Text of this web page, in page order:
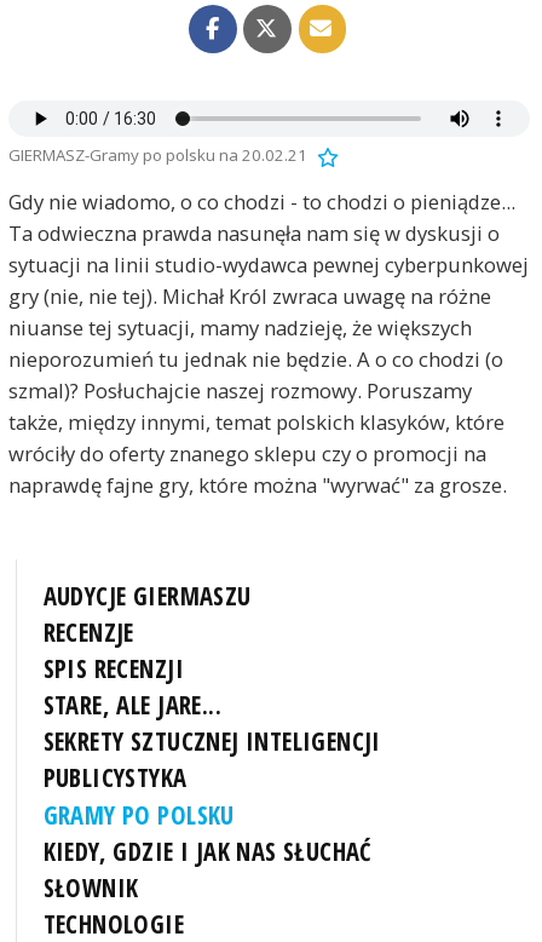
GIERMASZ-Gramy po polsku na 20.02.21
Gdy nie wiadomo, o co chodzi - to chodzi o pieniądze...
Ta odwieczna prawda nasunęła nam się w dyskusji o
sytuacji na linii studio-wydawca pewnej cyberpunkowej
gry (nie, nie tej). Michał Król zwraca uwagę na różne
niuanse tej sytuacji, mamy nadzieję, że większych
nieporozumień tu jednak nie będzie. A o co chodzi (o
szmal)? Posłuchajcie naszej rozmowy. Poruszamy
także, między innymi, temat polskich klasyków, które
wróciły do oferty znanego sklepu czy o promocji na
naprawdę fajne gry, które można "wyrwać" za grosze.
AUDYCJE GIERMASZU
RECENZJE
SPIS RECENZJI
STARE, ALE JARE...
SEKRETY SZTUCZNEJ INTELIGENCJI
PUBLICYSTYKA
GRAMY PO POLSKU
KIEDY, GDZIE I JAK NAS SŁUCHAĆ
SŁOWNIK
TECHNOLOGIE